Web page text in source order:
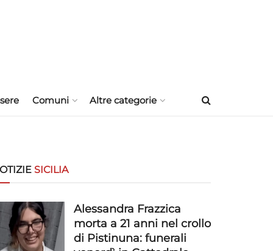
Comuni Altre categorie
SICILIA
Alessandra Frazzica
morta a 21 anni nel crollo
di Pistinuna: funerali